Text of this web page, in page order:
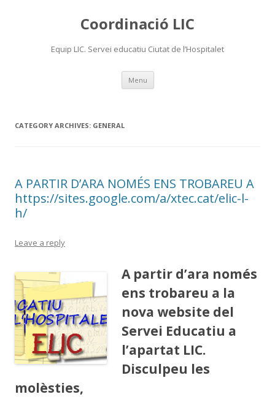
Coordinació LIC
Equip LIC. Servei educatiu Ciutat de l’Hospitalet
Menu Skip
content
CATEGORY ARCHIVES: GENERAL
A PARTIR D’ARA NOMÉS ENS TROBAREU A
https://sites.google.com/a/xtec.cat/elic-l-
h/
Leave a reply
A partir d’ara només
ens trobareu a la
nova website del
Servei Educatiu a
l’apartat LIC.
Disculpeu les
molèsties,